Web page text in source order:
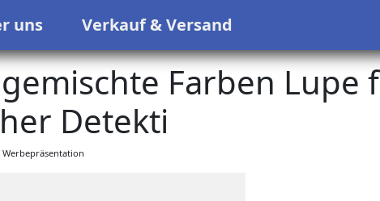
uns Verkauf & Versand
Farben Lupe f
Detekti
Werbepräsentation